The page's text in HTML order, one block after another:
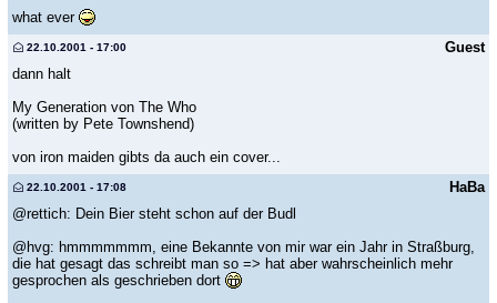
what ever
Guest
22.10.2001 - 17:00
dann halt
My Generation von The Who
(written by Pete Townshend)
von iron maiden gibts da auch ein cover...
HaBa
22.10.2001 - 17:08
@rettich: Dein Bier steht schon auf der Budl
@hvg: hmmmmmmm, eine Bekannte von mir war ein Jahr in Straßburg,
die hat gesagt das schreibt man so => hat aber wahrscheinlich mehr
gesprochen als geschrieben dort